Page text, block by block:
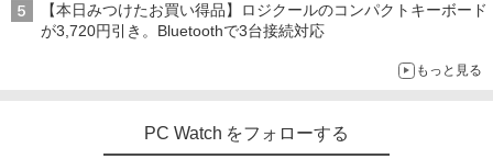
【本日みつけたお買い得品】ロジクールのコンパクトキーボード
が3,720円引き。Bluetoothで3台接続対応
もっと見る
PC Watch をフォローする